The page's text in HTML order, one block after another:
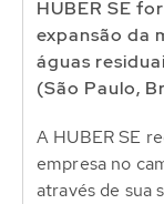
HUBER SE
expansão da
águas
(São Paulo,
A HUBER SE
empresa no
através de sua